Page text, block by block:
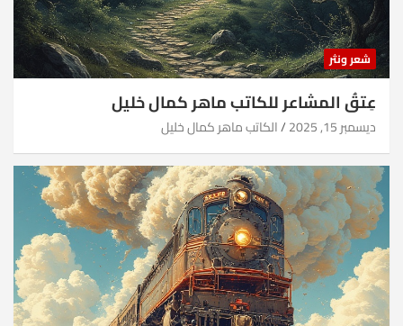
شعر ونثر
عِتقُ المشاعر للكاتب ماهر كمال خليل
ديسمبر 15, 2025 الكاتب ماهر كمال خليل